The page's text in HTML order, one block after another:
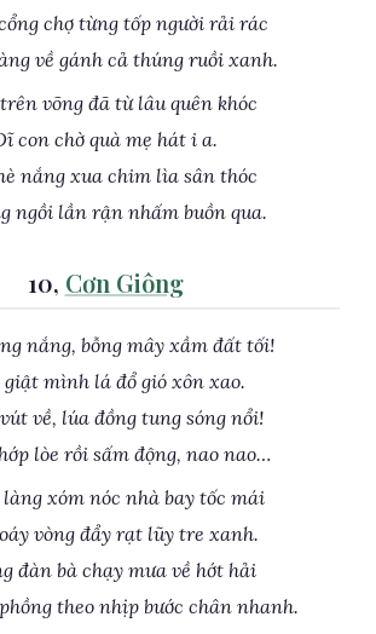
chợ từng tốp người rải rác
về gánh cả thúng ruồi xanh.
võng đã từ lâu quên khóc
con chờ quà mẹ hát i a.
nắng xua chim lìa sân thóc
ngồi lần rận nhấm buồn qua.
10, Cơn Giông
nắng, bỗng mây xầm đất tối!
giật mình lá đổ gió xôn xao.
về, lúa đồng tung sóng nổi!
lòe rồi sấm động, nao nao…
xóm nóc nhà bay tốc mái
vòng đẩy rạt lũy tre xanh.
đàn bà chạy mưa về hớt hải
theo nhịp bước chân nhanh.